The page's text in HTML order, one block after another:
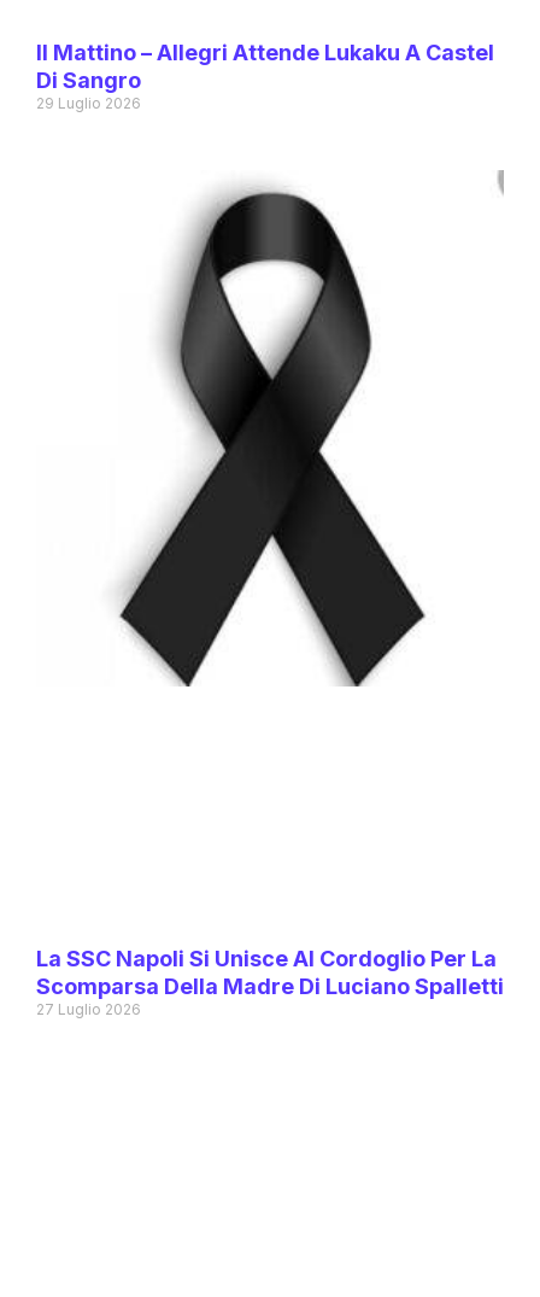
Il Mattino – Allegri Attende Lukaku A Castel
Di Sangro
29 Luglio 2026
La SSC Napoli Si Unisce Al Cordoglio Per La
Scomparsa Della Madre Di Luciano Spalletti
27 Luglio 2026